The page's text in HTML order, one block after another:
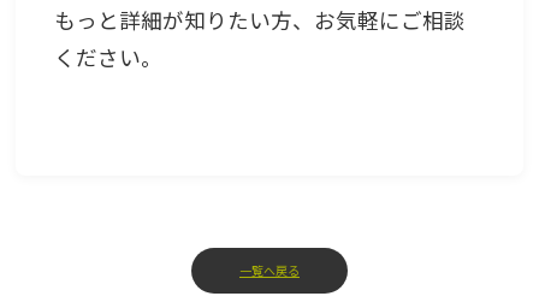
もっと詳細が知りたい方、お気軽にご相談
ください。
一覧へ戻る